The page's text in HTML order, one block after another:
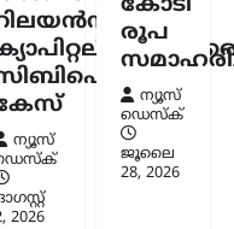
മോഹൻ
മുതിർന്ന
കൂടുതൽ
മനസും ‘ജെൻ
ന്യൂസ്
2026
രൂപ
ന്യൂസ്
ഡെസ്ക്
ജൂലൈ
28, 2026